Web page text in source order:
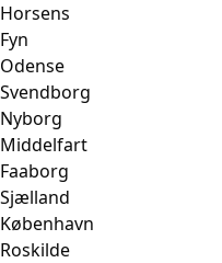
Horsens
Fyn
Odense
Svendborg
Nyborg
Middelfart
Faaborg
Sjælland
København
Roskilde